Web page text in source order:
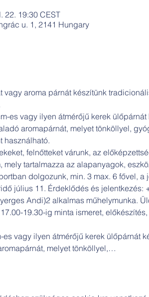
22. 19:30 CEST
u. 1, 2141 Hungary
aroma párnát készítünk
es vagy ilyen átmérőjű kerek
aromapárnát, melyet tönköllyel,
használható.
felnőtteket várunk, az
mely tartalmazza az alapanyagok,
dolgozunk, min. 3 max. 6 fővel,
július 11. Érdeklődés és jelentkezés:
Andi)2 alkalmas műhelymunka.
19.30-ig minta ismeret,
vagy ilyen átmérőjű kerek ülőpárnát
melyet tönköllyel,…